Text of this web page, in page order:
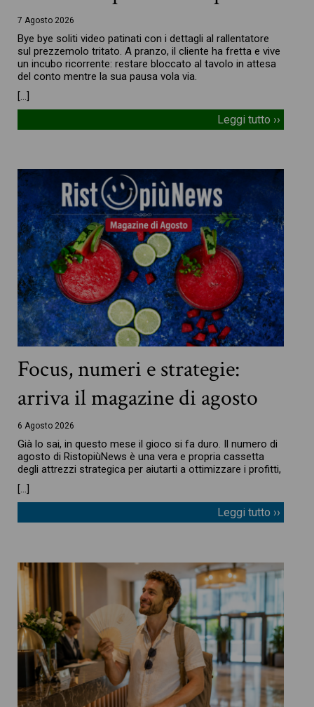
7 Agosto 2026
Bye bye soliti video patinati con i dettagli al rallentatore
sul prezzemolo tritato. A pranzo, il cliente ha fretta e vive
un incubo ricorrente: restare bloccato al tavolo in attesa
del conto mentre la sua pausa vola via.
[…]
Leggi tutto ››
Focus, numeri e strategie:
arriva il magazine di agosto
6 Agosto 2026
Già lo sai, in questo mese il gioco si fa duro. Il numero di
agosto di RistopiùNews è una vera e propria cassetta
degli attrezzi strategica per aiutarti a ottimizzare i profitti,
[…]
Leggi tutto ››